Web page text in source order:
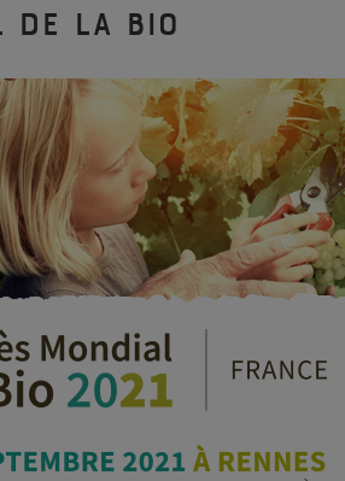
de la Bio